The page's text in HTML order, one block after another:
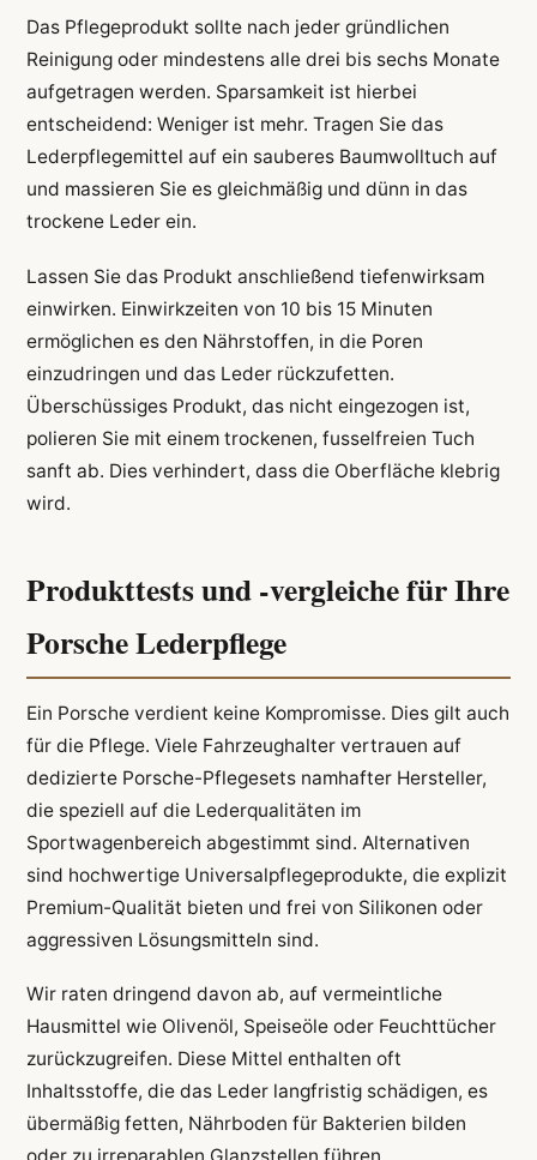
Das Pflegeprodukt sollte nach jeder gründlichen
Reinigung oder mindestens alle drei bis sechs Monate
aufgetragen werden. Sparsamkeit ist hierbei
entscheidend: Weniger ist mehr. Tragen Sie das
Lederpflegemittel auf ein sauberes Baumwolltuch auf
und massieren Sie es gleichmäßig und dünn in das
trockene Leder ein.
Lassen Sie das Produkt anschließend tiefenwirksam
einwirken. Einwirkzeiten von 10 bis 15 Minuten
ermöglichen es den Nährstoffen, in die Poren
einzudringen und das Leder rückzufetten.
Überschüssiges Produkt, das nicht eingezogen ist,
polieren Sie mit einem trockenen, fusselfreien Tuch
sanft ab. Dies verhindert, dass die Oberfläche klebrig
wird.
Produkttests und -vergleiche für Ihre
Porsche Lederpflege
Ein Porsche verdient keine Kompromisse. Dies gilt auch
für die Pflege. Viele Fahrzeughalter vertrauen auf
dedizierte Porsche-Pflegesets namhafter Hersteller,
die speziell auf die Lederqualitäten im
Sportwagenbereich abgestimmt sind. Alternativen
sind hochwertige Universalpflegeprodukte, die explizit
Premium-Qualität bieten und frei von Silikonen oder
aggressiven Lösungsmitteln sind.
Wir raten dringend davon ab, auf vermeintliche
Hausmittel wie Olivenöl, Speiseöle oder Feuchttücher
zurückzugreifen. Diese Mittel enthalten oft
Inhaltsstoffe, die das Leder langfristig schädigen, es
übermäßig fetten, Nährboden für Bakterien bilden